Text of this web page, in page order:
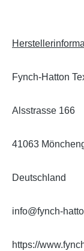
Fynch-Hatton
Alsstrasse 166
41063
Deutschland
info@fynch-
https://